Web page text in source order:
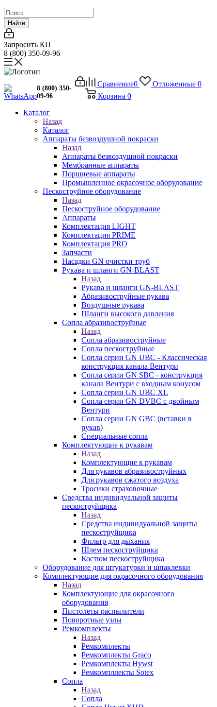
Найти
Запросить КП
8 (800) 350-09-96
Сравнение0 Отложенные 0
Корзина 0
8 (800) 350-
09-96
Каталог
Назад
Каталог
Аппараты безвоздушной покраски
Назад
Аппараты безвоздушной покраски
Мембранные аппараты
Поршневые аппараты
Промышленное окрасочное оборудование
Пескоструйное оборудование
Назад
Пескоструйное оборудование
Аппараты
Комплектация LIGHT
Комплектация PRIME
Комплектация PRO
Запчасти
Насадки GN очистки труб
Рукава и шланги GN-BLAST
Назад
Рукава и шланги GN-BLAST
Абразивоструйные рукава
Воздушные рукава
Шланги высокого давления
Сопла абразивоструйные
Назад
Сопла абразивоструйные
Сопла пескоструйные
Сопла серии GN UBC - Классическая
конструкция канала Вентури
Сопла серии GN SBC - конструкция
канала Вентури c входным конусом
Сопла серии GN UBC XL
Сопла серии GN DVBC с двойным
Вентури
Сопла серии GN GBC (вставки в
рукав)
Специальные сопла
Комплектующие к рукавам
Назад
Комплектующие к рукавам
Для рукавов абразивоструйных
Для рукавов сжатого воздуха
Тросики страховочные
Средства индивидуальной защиты
пескоструйщика
Назад
Средства индивидуальной защиты
пескоструйщика
Фильтр для дыхания
Шлем пескоструйщика
Костюм пескоструйщика
Оборудование для штукатурки и шпаклевки
Комплектующие для окрасочного оборудования
Назад
Комплектующие для окрасочного
оборудования
Пистолеты распылители
Поворотные узлы
Ремкомплекты
Назад
Ремкомплекты
Ремкомплекты Graco
Ремкомплекты Hywst
Ремкомпллекты Sotex
Сопла
Назад
Сопла